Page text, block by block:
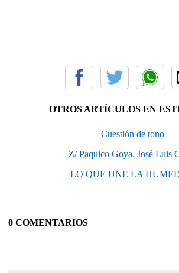
OTROS ARTÍCULOS EN
Cuestión de tono
Z/ Paquico Goya. José Luis
LO QUE UNE LA
0 COMENTARIOS